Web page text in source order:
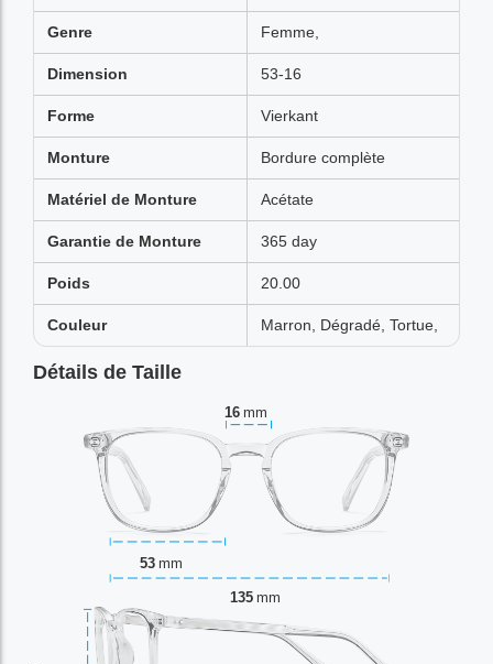
Genre Femme,
Dimension 53-16
Forme Vierkant
Monture Bordure complète
Matériel de Monture Acétate
Garantie de Monture 365 day
Poids 20.00
Couleur Marron, Dégradé, Tortue,
Détails de Taille
16 mm
53 mm
135 mm